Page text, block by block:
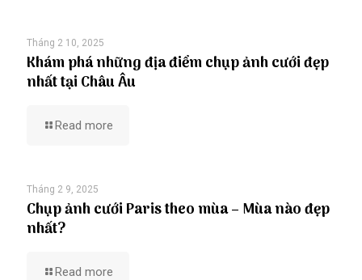
Tháng 2 10, 2025
Khám phá những địa điểm chụp ảnh cưới đẹp
nhất tại Châu Âu
Read more
Tháng 2 9, 2025
Chụp ảnh cưới Paris theo mùa – Mùa nào đẹp
nhất?
Read more